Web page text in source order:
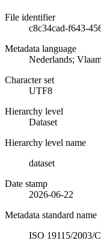
File identifier
c8c34cad-f643-
Metadata language
Nederlands;
Character set
UTF8
Hierarchy level
Dataset
Hierarchy level name
dataset
Date stamp
2026-06-22
Metadata standard name
ISO 19115/2003/